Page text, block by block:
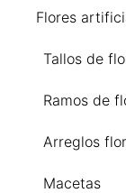
Flores
Tallos de
Ramos de
Arreglos
Macetas